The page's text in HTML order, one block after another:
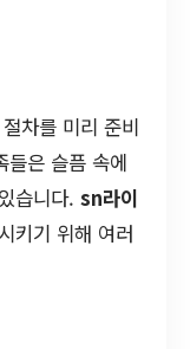
차를 미리 준비
들은 슬픔 속에
습니다. sn라이
키기 위해 여러